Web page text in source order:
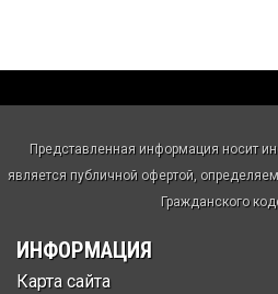
Представленная информация носит
является публичной офертой,
Гражданского
ИНФОРМАЦИЯ
Карта сайта